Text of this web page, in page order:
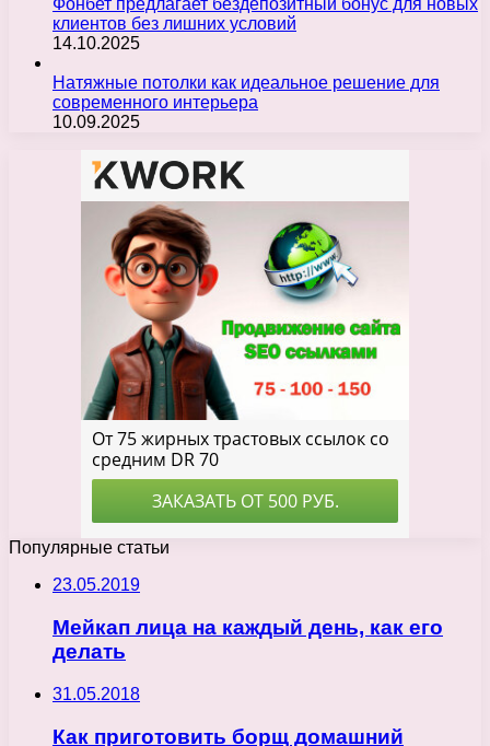
Фонбет предлагает бездепозитный бонус для новых
клиентов без лишних условий
14.10.2025
Натяжные потолки как идеальное решение для
современного интерьера
10.09.2025
Популярные статьи
23.05.2019
Мейкап лица на каждый день, как его
делать
31.05.2018
Как приготовить борщ домашний